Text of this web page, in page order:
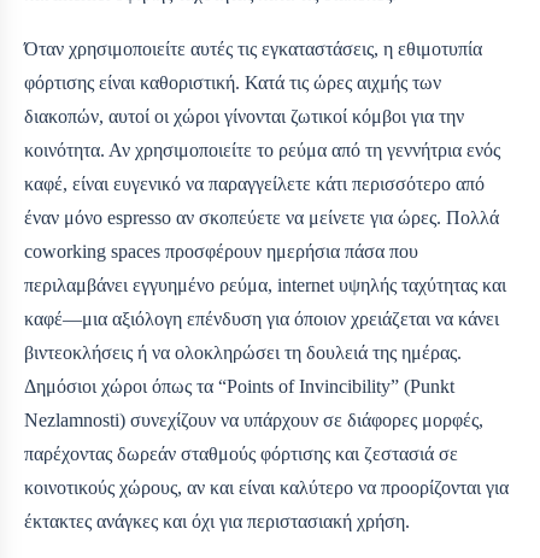
Όταν χρησιμοποιείτε αυτές τις εγκαταστάσεις, η εθιμοτυπία
φόρτισης είναι καθοριστική. Κατά τις ώρες αιχμής των
διακοπών, αυτοί οι χώροι γίνονται ζωτικοί κόμβοι για την
κοινότητα. Αν χρησιμοποιείτε το ρεύμα από τη γεννήτρια ενός
καφέ, είναι ευγενικό να παραγγείλετε κάτι περισσότερο από
έναν μόνο espresso αν σκοπεύετε να μείνετε για ώρες. Πολλά
coworking spaces προσφέρουν ημερήσια πάσα που
περιλαμβάνει εγγυημένο ρεύμα, internet υψηλής ταχύτητας και
καφέ—μια αξιόλογη επένδυση για όποιον χρειάζεται να κάνει
βιντεοκλήσεις ή να ολοκληρώσει τη δουλειά της ημέρας.
Δημόσιοι χώροι όπως τα “Points of Invincibility” (Punkt
Nezlamnosti) συνεχίζουν να υπάρχουν σε διάφορες μορφές,
παρέχοντας δωρεάν σταθμούς φόρτισης και ζεστασιά σε
κοινοτικούς χώρους, αν και είναι καλύτερο να προορίζονται για
έκτακτες ανάγκες και όχι για περιστασιακή χρήση.